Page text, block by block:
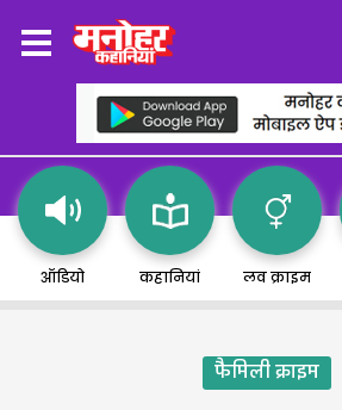
ऑडियो कहानियां लव क्राइम
फैमिली क्राइम